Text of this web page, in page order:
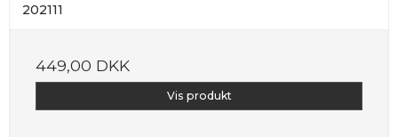
202111
449,00 DKK
Vis produkt